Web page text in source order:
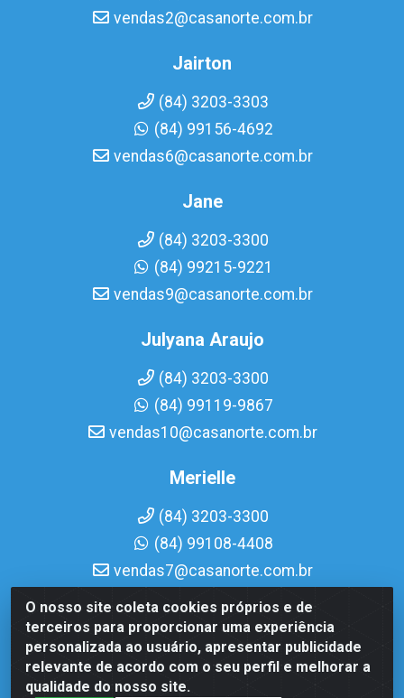
O nosso site coleta cookies próprios e de
terceiros para proporcionar uma experiência
personalizada ao usuário, apresentar publicidade
relevante de acordo com o seu perfil e melhorar a
qualidade do nosso site.
vendas2@casanorte.com.br
Jairton
(84) 3203-3303
(84) 99156-4692
vendas6@casanorte.com.br
Jane
(84) 3203-3300
(84) 99215-9221
vendas9@casanorte.com.br
Julyana Araujo
(84) 3203-3300
(84) 99119-9867
vendas10@casanorte.com.br
Merielle
(84) 3203-3300
(84) 99108-4408
vendas7@casanorte.com.br
Casa Norte LTDA - Av. Interventor Mário Câmara, 1815 -
Dix-Sept Rosado, Natal/RN - CEP 59054-600 - CNPJ
08.713.513/0001-51